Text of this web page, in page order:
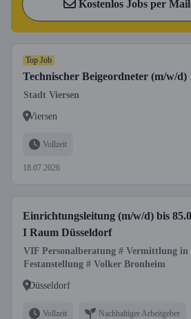
Kostenlos Jobs per
Top Job
Technischer Beigeordneter (m/w/d)
Stadt Viersen
Viersen
Vollzeit
18.07.2026
Einrichtungsleitung (m/w/d) bis
I Raum Düsseldorf
VIF Personalberatung # Vermittlung in
Festanstellung # Volker Bronheim
Düsseldorf
Vollzeit Nachhaltiger Arbeitgeber